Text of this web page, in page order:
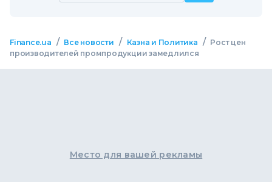
Finance.ua / Все новости / Казна и Политика / Рост цен
производителей промпродукции замедлился
Место для вашей рекламы